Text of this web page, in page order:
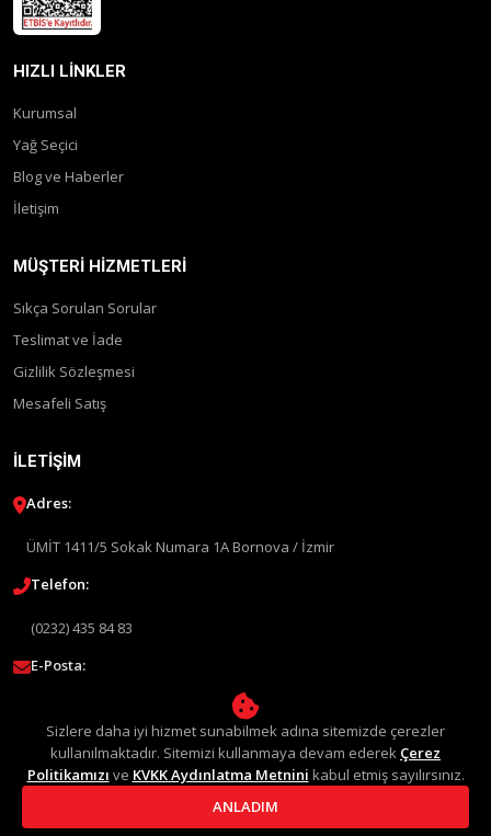
HIZLI LINKLER
Kurumsal
Yağ Seçici
Blog ve Haberler
İletişim
MÜŞTERI HIZMETLERI
Sıkça Sorulan Sorular
Teslimat ve İade
Gizlilik Sözleşmesi
Mesafeli Satış
İLETIŞIM
Adres:
ÜMİT 1411/5 Sokak Numara 1A Bornova / İzmir
Telefon:
(0232) 435 84 83
E-Posta:
© 2026 Liqui Moly Türkiye Distribütörü. Tüm Hakları Saklıdır.
Sizlere daha iyi hizmet sunabilmek adına sitemizde çerezler
kullanılmaktadır. Sitemizi kullanmaya devam ederek Çerez
Politikamızı ve KVKK Aydınlatma Metnini kabul etmiş sayılırsınız.
ANLADIM